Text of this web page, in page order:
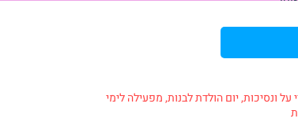
על ונסיכות, יום הולדת לבנות, מפעילה לימי